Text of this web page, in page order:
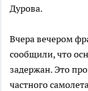
Дурова.
Вчера вечером
сообщили, что
задержан. Это
частного